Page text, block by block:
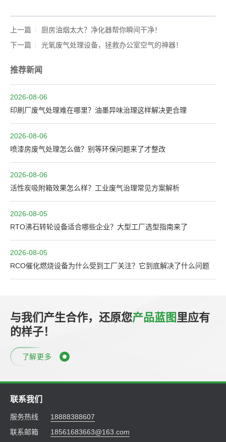
上一篇
厨房油烟太大？净化器帮你瞬间干净！
下一篇
光氧废气处理设备，拯救办公室空气的神器！
推荐新闻
2026-08-06
印刷厂废气处理难在哪里？油墨异味治理这样解决更合理
2026-08-06
喷漆房废气处理怎么做？别等环保问题来了才整改
2026-08-06
活性炭吸附箱效果怎么样？工业废气治理常见方案解析
2026-08-05
RTO沸石转轮设备适合哪些企业？大型工厂选型指南来了
2026-08-05
RCO催化燃烧设备为什么受到工厂关注？它到底解决了什么问题
与我们产生合作，还原您产品蓝图里应有
的样子！
了解更多
联系我们
服务热线
18888388607
联系邮箱
18561683663@163.com